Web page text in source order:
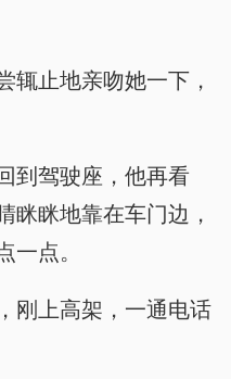
辄止地亲吻她一下，
到驾驶座，他再看
眯眯地靠在车门边，
一点。
刚上高架，一通电话